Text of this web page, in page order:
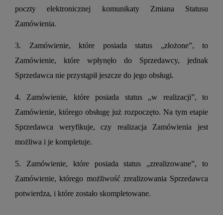
poczty elektronicznej komunikaty Zmiana Statusu
Zamówienia.
3. Zamówienie, które posiada status „złożone”, to
Zamówienie, które wpłynęło do Sprzedawcy, jednak
Sprzedawca nie przystąpił jeszcze do jego obsługi.
4. Zamówienie, które posiada status „w realizacji”, to
Zamówienie, którego obsługę już rozpoczęto. Na tym etapie
Sprzedawca weryfikuje, czy realizacja Zamówienia jest
możliwa i je kompletuje.
5. Zamówienie, które posiada status „zrealizowane”, to
Zamówienie, którego możliwość zrealizowania Sprzedawca
potwierdza, i które zostało skompletowane.